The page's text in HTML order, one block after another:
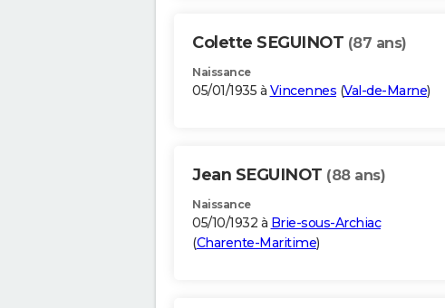
Colette SEGUINOT (87 ans)
Naissance
05/01/1935 à Vincennes (Val-de-Marne)
Jean SEGUINOT (88 ans)
Naissance
05/10/1932 à Brie-sous-Archiac
(Charente-Maritime)